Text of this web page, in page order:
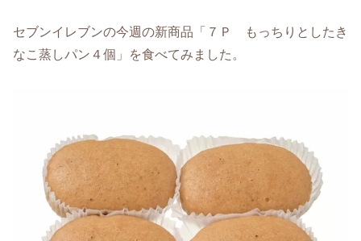
セブンイレブンの今週の新商品「７Ｐ もっちりとしたき
なこ蒸しパン４個」を食べてみました。